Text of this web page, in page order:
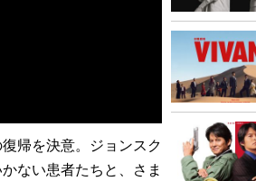
帰を決意。ジョンスク
ない患者たちと、さま